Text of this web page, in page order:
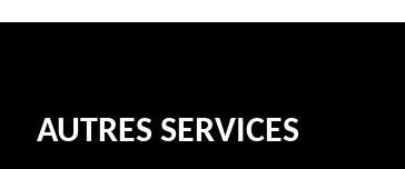
AUTRES SERVICES